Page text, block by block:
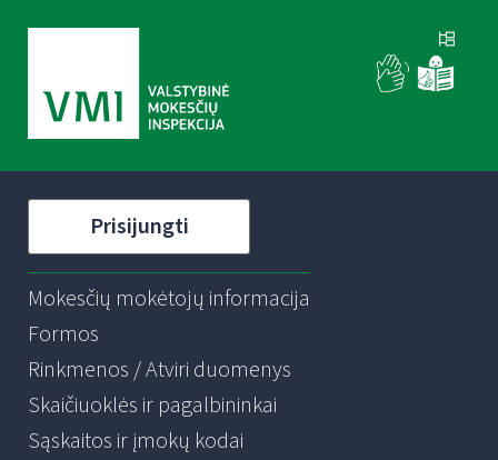
Prisijungti
Mokesčių mokėtojų informacija
Formos
Rinkmenos / Atviri duomenys
Skaičiuoklės ir pagalbininkai
Sąskaitos ir įmokų kodai